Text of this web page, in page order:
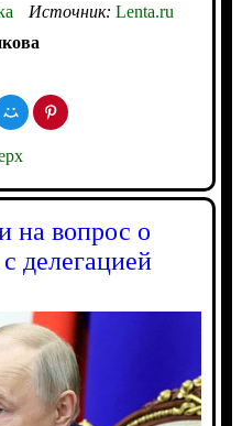
Источник: Lenta.ru
на вопрос о
делегацией